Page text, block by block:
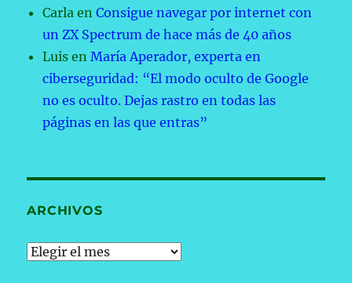
Carla enConsigue navegar por internet con
un ZX Spectrum de hace más de 40 años
Luis enMaría Aperador, experta en
ciberseguridad: “El modo oculto de Google
no es oculto. Dejas rastro en todas las
páginas en las que entras”
ARCHIVOS
Archivos